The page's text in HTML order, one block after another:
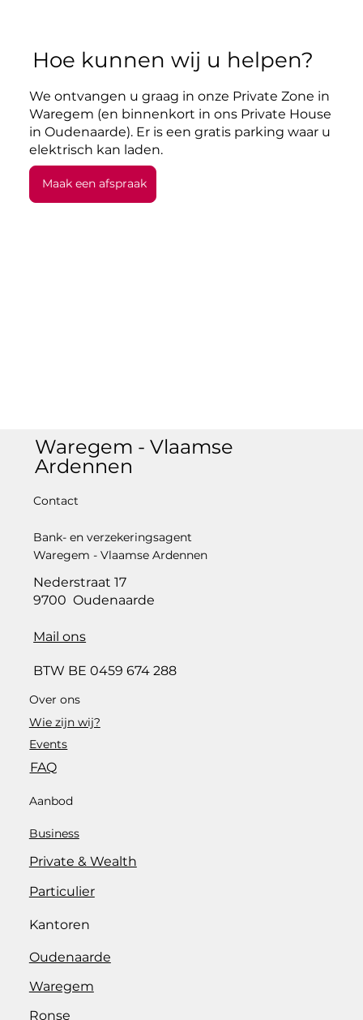
Hoe kunnen wij u helpen?
We ontvangen u graag in onze Private Zone in
Waregem (en binnenkort in ons Private House
in Oudenaarde). Er is een gratis parking waar u
elektrisch kan laden.
Maak een afspraak
Waregem - Vlaamse
Ardennen
Contact
Bank- en verzekeringsagent
Waregem - Vlaamse Ardennen
Nederstraat 17
9700 Oudenaarde
Mail ons
BTW BE 0459 674 288
Over ons
Wie zijn wij?
Events
FAQ
Aanbod
Business
Private & Wealth
Particulier
Kantoren
Oudenaarde
Waregem
Ronse